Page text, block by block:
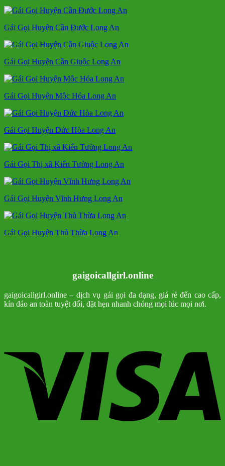
Gái Gọi Huyện Cần Đước Long An
Gái Gọi Huyện Cần Giuộc Long An
Gái Gọi Huyện Mộc Hóa Long An
Gái Gọi Huyện Đức Hòa Long An
Gái Gọi Thị xã Kiến Tường Long An
Gái Gọi Huyện Vĩnh Hưng Long An
Gái Gọi Huyện Thủ Thừa Long An
gaigoicallgirl.online
gaigoicallgirl.online – dịch vụ gái gọi đa dạng, giá rẻ đến cao cấp,
kín đáo an toàn tuyệt đối, đặt hẹn nhanh chóng mọi lúc mọi nơi.